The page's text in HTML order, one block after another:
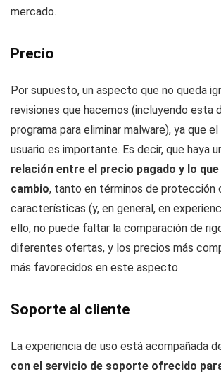
mercado.
Precio
Por supuesto, un aspecto que no queda
revisiones que hacemos (incluyendo esta
programa para eliminar malware), ya que
usuario es importante. Es decir, que haya
relación entre el precio pagado y lo
cambio, tanto en términos de protección
características (y, en general, en
ello, no puede faltar la comparación de
diferentes ofertas, y los precios más
más favorecidos en este aspecto.
Soporte al cliente
La experiencia de uso está acompañada
con el servicio de soporte ofrecido